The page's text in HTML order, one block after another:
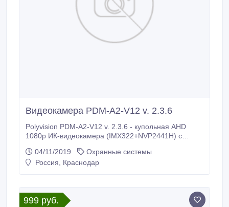
Видеокамера PDM-A2-V12 v. 2.3.6
Polyvision PDM-A2-V12 v. 2.3.6 - купольная AHD
1080p ИК-видеокамера (IMX322+NVP2441H) с
(NVP2441H), матрица 1/3" Sony Exmor CMOS
(IMX322). Разрешение HD 1080p при мин.
объектив 2.
04/11/2019
Охранные системы
Россия, Краснодар
999 руб.